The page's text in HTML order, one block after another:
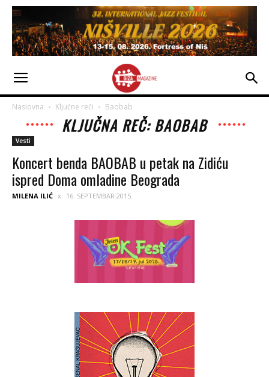
Naslovna Ključne reči Baobab
KLJUČNA REČ: BAOBAB
Vesti
Koncert benda BAOBAB u petak na Zidiću
ispred Doma omladine Beograda
MILENA ILIĆ 16. SEPTEMBAR 2015.